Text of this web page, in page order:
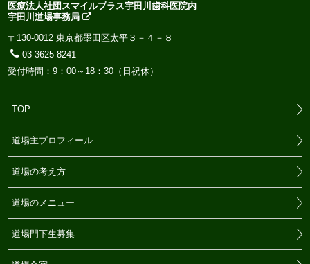
医療法人社団スマイルプラス宇田川歯科医院内
宇田川道場事務局
〒130-0012 東京都墨田区太平３－４－８
03-3625-8241
受付時間：9：00～18：30（日祝休）
TOP
道場主プロフィール
道場の考え方
道場のメニュー
道場門下生募集